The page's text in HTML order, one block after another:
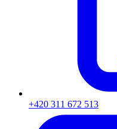
+420 311 672 513